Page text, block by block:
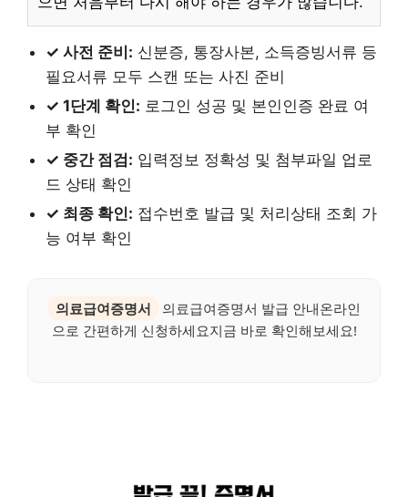
✓ 사전 준비: 신분증, 통장사본, 소득증빙서류 등
필요서류 모두 스캔 또는 사진 준비
✓ 1단계 확인: 로그인 성공 및 본인인증 완료 여
부 확인
✓ 중간 점검: 입력정보 정확성 및 첨부파일 업로
드 상태 확인
✓ 최종 확인: 접수번호 발급 및 처리상태 조회 가
능 여부 확인
의료급여증명서
의료급여증명서 발급 안내온라인
으로 간편하게 신청하세요지금 바로 확인해보세요!